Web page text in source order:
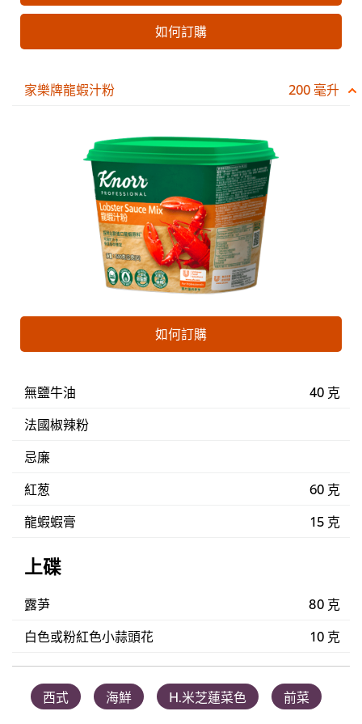
如何訂購
家樂牌龍蝦汁粉 200 毫升
如何訂購
無鹽牛油
40 克
法國椒辣粉
忌廉
紅葱
60 克
龍蝦蝦膏
15 克
上碟
露芛
80 克
白色或粉紅色小蒜頭花
10 克
西式 海鮮 H.米芝蓮菜色 前菜